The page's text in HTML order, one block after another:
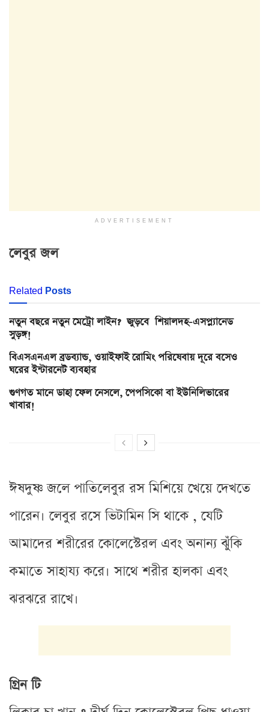
ADVERTISEMENT
লেবুর জল
Related Posts
নতুন বছরে নতুন মেট্রো লাইন? জুড়বে শিয়ালদহ-এসপ্ল্যানেড
সুড়ঙ্গ!
বিএসএনএল ব্রডব্যান্ড, ওয়াইফাই রোমিং পরিষেবায় দূরে বসেও
ঘরের ইন্টারনেট ব্যবহার
গুণগত মানে ডাহা ফেল নেসলে, পেপসিকো বা ইউনিলিভারের
খাবার!
ঈষদুষ্ণ জলে পাতিলেবুর রস মিশিয়ে খেয়ে দেখতে
পারেন। লেবুর রসে ভিটামিন সি থাকে , যেটি
আমাদের শরীরের কোলেস্টেরল এবং অনান্য ঝুঁকি
কমাতে সাহায্য করে। সাথে শরীর হালকা এবং
ঝরঝরে রাখে।
গ্রিন টি